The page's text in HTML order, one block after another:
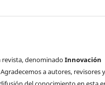
revista, denominadoInnovación
Agradecemos a autores, revisores